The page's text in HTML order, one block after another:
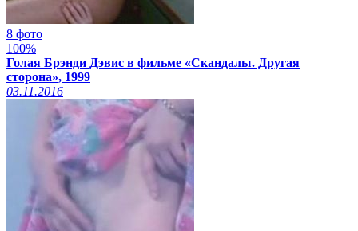
8 фото
100%
Голая Брэнди Дэвис в фильме «Скандалы. Другая
сторона», 1999
03.11.2016